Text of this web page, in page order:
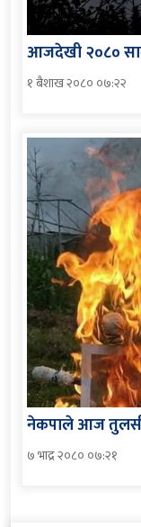
आजदेखी २०८०
१ बैशाख २०८० ०७:२२
नेकपाले आज
७ भाद्र २०८० ०७:२१